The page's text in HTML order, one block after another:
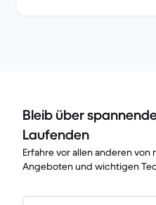
Bleib über
Laufenden
Erfahre vor allen anderen
Angeboten und wichtigen